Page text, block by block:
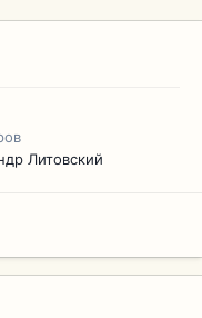
Литовский